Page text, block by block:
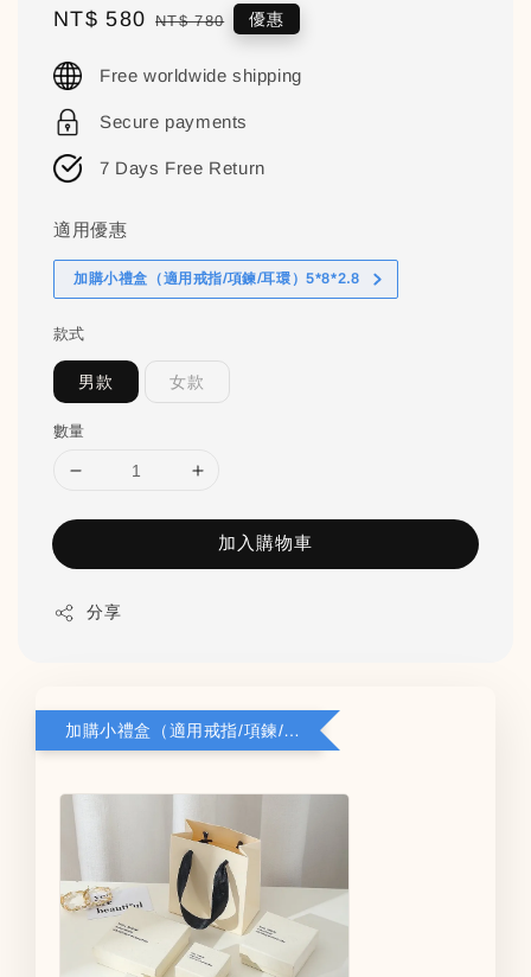
Sale
NT$ 580 Regular
NT$ 780 優惠
Free worldwide shipping
Secure payments
7 Days Free Return
適用優惠
加購小禮盒（適用戒指/項鍊/耳環）5*8*2.8
款式
男款 女款
數量
加入購物車
分享
加購小禮盒（適用戒指/項鍊/耳環）5*8*2.8